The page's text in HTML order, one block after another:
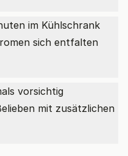
im Kühlschrank
sich entfalten
vorsichtig
mit zusätzlichen